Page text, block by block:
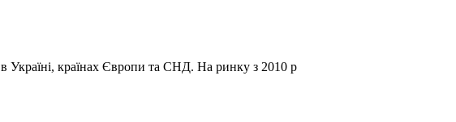
в Україні, країнах Європи та СНД. На ринку з 2010 р